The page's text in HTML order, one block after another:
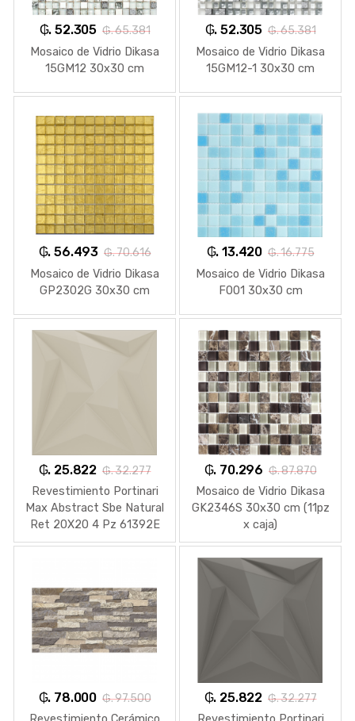
₲. 52.305 ₲. 65.381
Mosaico de Vidrio Dikasa
15GM12 30x30 cm
₲. 52.305 ₲. 65.381
Mosaico de Vidrio Dikasa
15GM12-1 30x30 cm
₲. 56.493 ₲. 70.616
Mosaico de Vidrio Dikasa
GP2302G 30x30 cm
₲. 13.420 ₲. 16.775
Mosaico de Vidrio Dikasa
F001 30x30 cm
₲. 25.822 ₲. 32.277
Revestimiento Portinari
Max Abstract Sbe Natural
Ret 20X20 4 Pz 61392E
₲. 70.296 ₲. 87.870
Mosaico de Vidrio Dikasa
GK2346S 30x30 cm (11pz
x caja)
₲. 78.000 ₲. 97.500
₲. 25.822 ₲. 32.277